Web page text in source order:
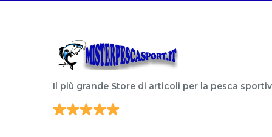
Il più grande Store di articoli per la pesca